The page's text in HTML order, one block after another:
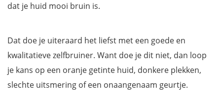
dat je huid mooi bruin is.
Dat doe je uiteraard het liefst met een goede en
kwalitatieve zelfbruiner. Want doe je dit niet, dan loop
je kans op een oranje getinte huid, donkere plekken,
slechte uitsmering of een onaangenaam geurtje.